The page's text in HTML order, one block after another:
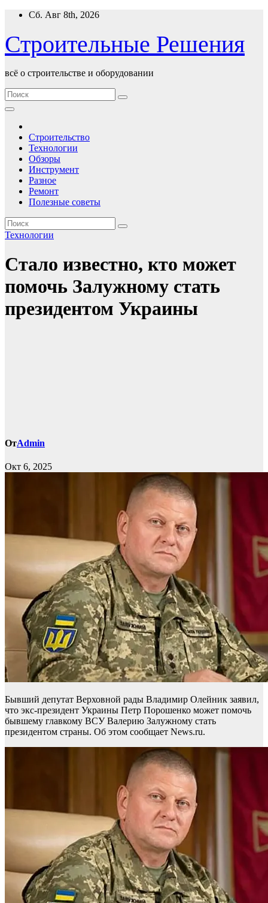
Перейти
содержимому
Сб. Авг 8th, 2026
Строительные Решения
всё о строительстве и оборудовании
Строительство
Технологии
Обзоры
Инструмент
Разное
Ремонт
Полезные советы
Технологии
Стало известно, кто может
помочь Залужному стать
президентом Украины
ОтAdmin
Окт 6, 2025
Бывший депутат Верховной рады Владимир Олейник заявил,
что экс-президент Украины Петр Порошенко может помочь
бывшему главкому ВСУ Валерию Залужному стать
президентом страны. Об этом сообщает News.ru.